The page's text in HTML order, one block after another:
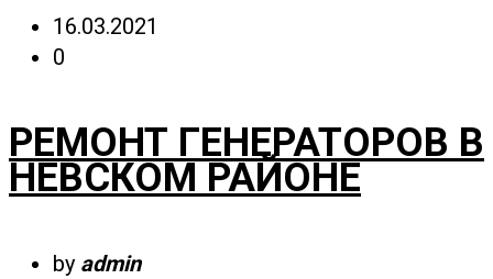
16.03.2021
0
РЕМОНТ ГЕНЕРАТОРОВ В
НЕВСКОМ РАЙОНЕ
by admin